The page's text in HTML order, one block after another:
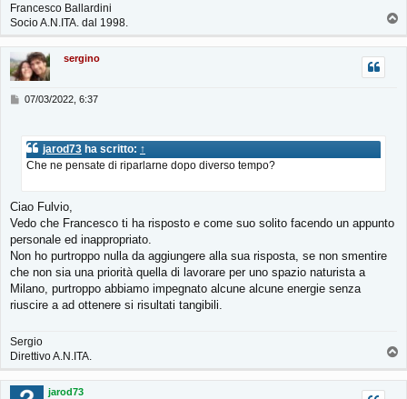
Francesco Ballardini
Socio A.N.ITA. dal 1998.
p
sergino
M
o
07/03/2022, 6:37
jarod73 ha scritto: ↑
Che ne pensate di riparlarne dopo diverso tempo?
Ciao Fulvio,
Vedo che Francesco ti ha risposto e come suo solito facendo un appunto
personale ed inappropriato.
Non ho purtroppo nulla da aggiungere alla sua risposta, se non smentire
che non sia una priorità quella di lavorare per uno spazio naturista a
Milano, purtroppo abbiamo impegnato alcune alcune energie senza
riuscire a ad ottenere si risultati tangibili.
Sergio
Direttivo A.N.ITA.
p
jarod73